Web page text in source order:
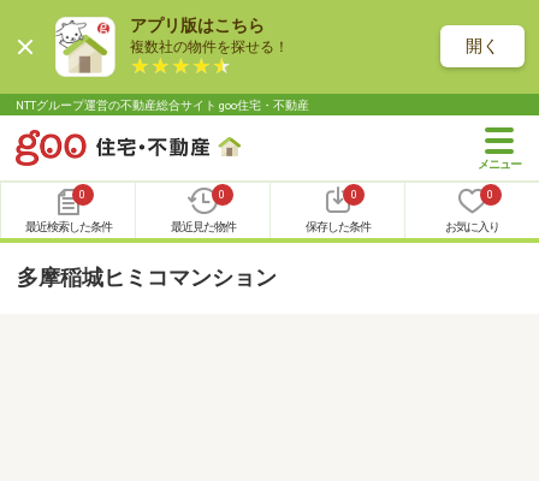
アプリ版はこちら
複数社の物件を探せる！ 開く
NTTグループ運営の不動産総合サイト goo住宅・不動産
0
最近検索した条件
0
最近見た物件
0
保存した条件
0
お気に入り
多摩稲城ヒミコマンション